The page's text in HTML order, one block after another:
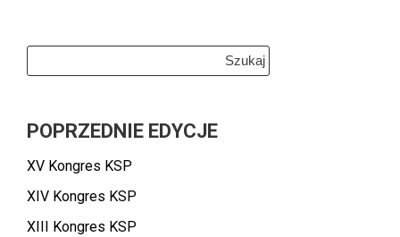
POPRZEDNIE EDYCJE
XV Kongres KSP
XIV Kongres KSP
XIII Kongres KSP